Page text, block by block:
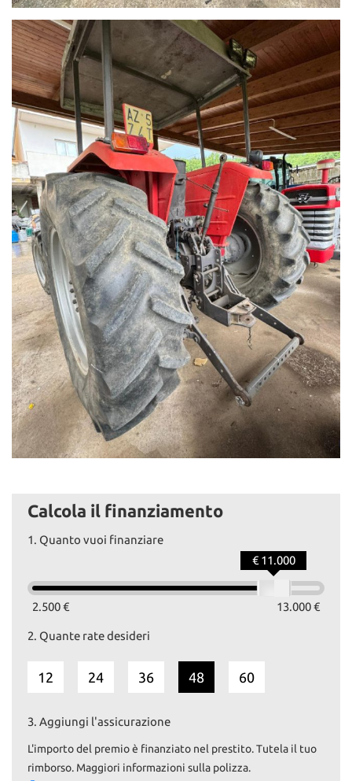
Calcola il finanziamento
1. Quanto vuoi finanziare
2.500 € 13.000 €
€ 11.000
2. Quante rate desideri
12 24 36 48 60
3. Aggiungi l'assicurazione
L'importo del premio è finanziato nel prestito. Tutela il tuo
rimborso. Maggiori informazioni sulla polizza.
marketing
Invia
Queste informazioni
non saranno condivise
con terze parti